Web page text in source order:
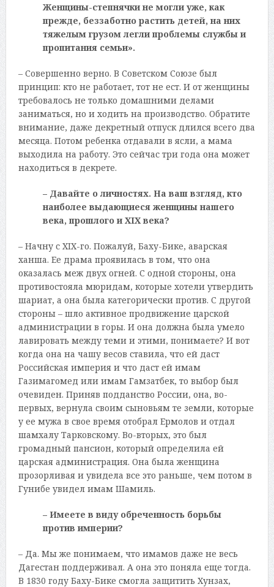
Женщины-степнячки не могли уже, как
прежде, беззаботно растить детей, на них
тяжелым грузом легли проблемы службы и
пропитания семьи».
– Совершенно верно. В Советском Союзе был
принцип: кто не работает, тот не ест. И от женщины
требовалось не только домашними делами
заниматься, но и ходить на производство. Обратите
внимание, даже декретный отпуск длился всего два
месяца. Потом ребенка отдавали в ясли, а мама
выходила на работу. Это сейчас три года она может
находиться в декрете.
– Давайте о личностях. На ваш взгляд, кто
наиболее выдающиеся женщины нашего
века, прошлого и XIX века?
– Начну с XIX-го. Пожалуй, Баху-Бике, аварская
ханша. Ее драма проявилась в том, что она
оказалась меж двух огней. С одной стороны, она
противостояла мюридам, которые хотели утвердить
шариат, а она была категорически против. С другой
стороны – шло активное продвижение царской
администрации в горы. И она должна была умело
лавировать между теми и этими, понимаете? И вот
когда она на чашу весов ставила, что ей даст
Российская империя и что даст ей имам
Газимагомед или имам Гамзатбек, то выбор был
очевиден. Приняв подданство России, она, во-
первых, вернула своим сыновьям те земли, которые
у ее мужа в свое время отобрал Ермолов и отдал
шамхалу Тарковскому. Во-вторых, это был
громадный пансион, который определила ей
царская администрация. Она была женщина
прозорливая и увидела все это раньше, чем потом в
Гунибе увидел имам Шамиль.
– Имеете в виду обреченность борьбы
против империи?
– Да. Мы же понимаем, что имамов даже не весь
Дагестан поддерживал. А она это поняла еще тогда.
В 1830 году Баху-Бике смогла защитить Хунзах,